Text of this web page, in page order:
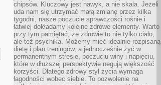
chipsów. Kluczowy jest nawyk, a nie skala. Jeżeli
uda nam się utrzymać małą zmianę przez kilka
tygodni, nasze poczucie sprawczości rośnie i
łatwiej dokładamy kolejne zdrowe elementy. Warto
przy tym pamiętać, że zdrowie to nie tylko ciało,
ale też psychika. Możemy mieć idealnie rozpisaną
dietę i plan treningów, a jednocześnie żyć w
permanentnym stresie, poczuciu winy i napięciu,
które w dłuższej perspektywie negują większość
korzyści. Dlatego zdrowy styl życia wymaga
łagodności wobec siebie. To pozwolenie na